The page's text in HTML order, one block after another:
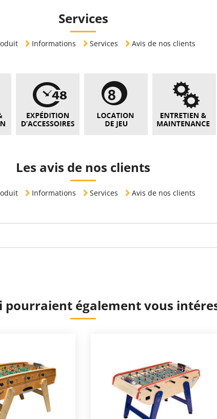
Services
Informations Services Avis de nos clients
Les avis de nos clients
Informations Services Avis de nos clients
pourraient également vous